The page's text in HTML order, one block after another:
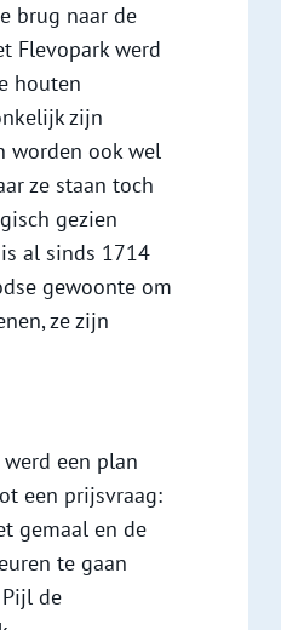
brug naar de
Flevopark werd
houten
zijn
worden ook wel
ze staan toch
gezien
al sinds 1714
gewoonte om
ze zijn
een plan
een prijsvraag:
gemaal en de
te gaan
de